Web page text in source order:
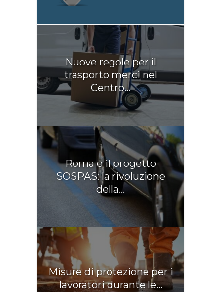
Nuove regole per il
trasporto merci nel
Centro...
Roma e il progetto
SOSPAS: la rivoluzione
della...
Misure di protezione per i
lavoratori durante le...